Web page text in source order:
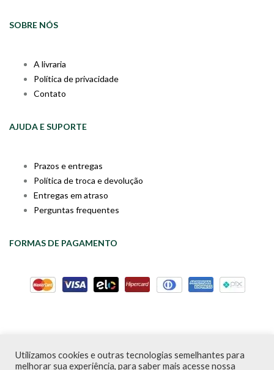
SOBRE NÓS
A livraria
Política de privacidade
Contato
AJUDA E SUPORTE
Prazos e entregas
Política de troca e devolução
Entregas em atraso
Perguntas frequentes
FORMAS DE PAGAMENTO
Livraria da Cartola © Desde 2020 | CNPJ: 31.298.135/0001-09 |
Utilizamos cookies e outras tecnologias semelhantes para
melhorar sua experiência, para saber mais acesse nossa